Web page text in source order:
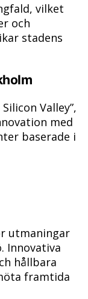
vilket
och
stadens
Valley”,
med
baserade i
utmaningar
Innovativa
hållbara
framtida